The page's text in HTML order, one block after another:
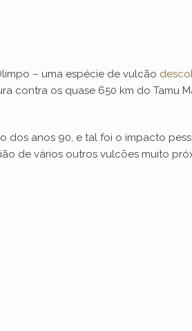
– uma espécie de vulcão
contra os quase 650 km do Tamu
dos anos 90, e tal foi o impacto
de vários outros vulcões muito